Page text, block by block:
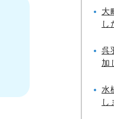
大
し
呉
加
水
し